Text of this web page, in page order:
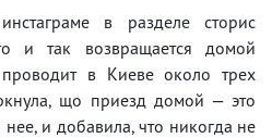
в разделе сторис
и так возвращается домой
в Киеве около трех
що приезд домой — это
и добавила, что никогда не